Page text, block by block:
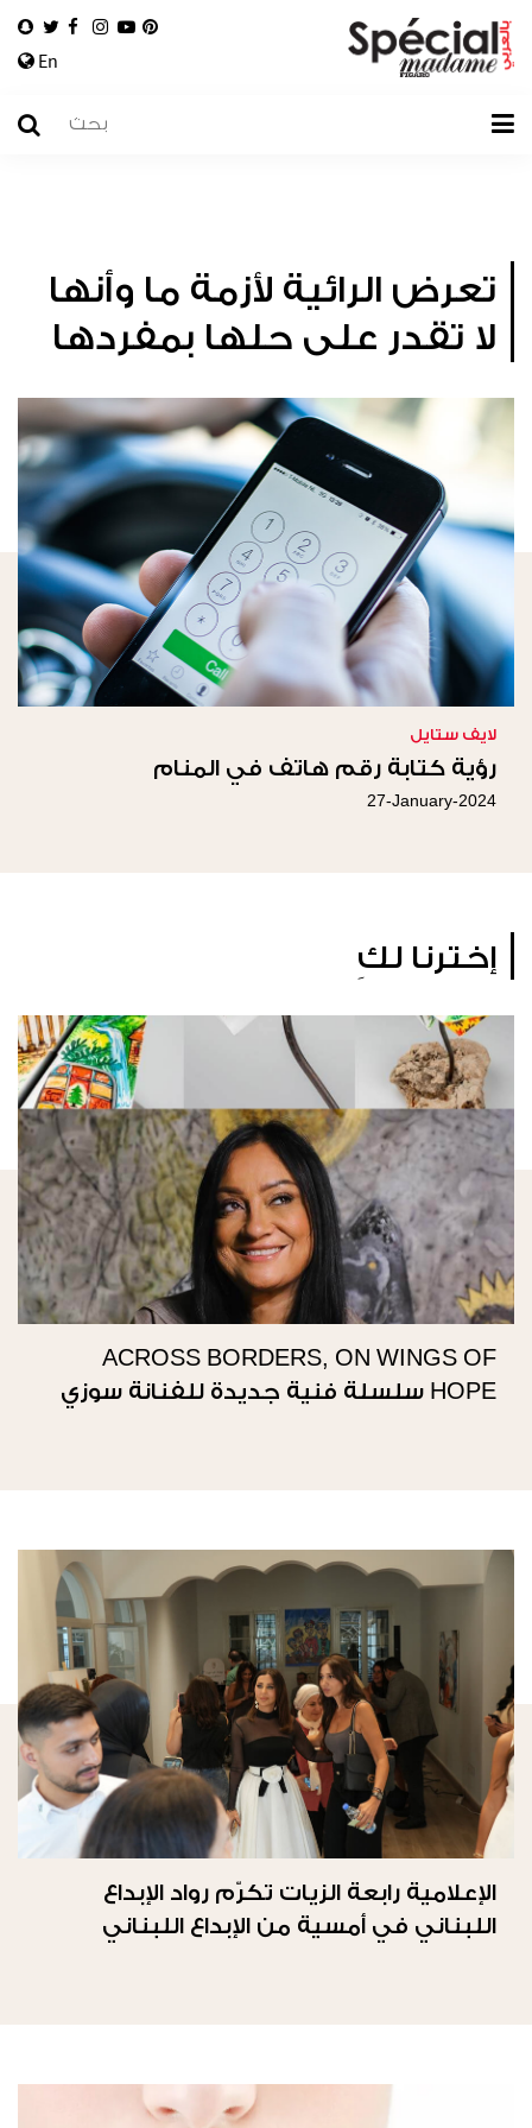
En
تعرض الرائية لأزمة ما وأنها
لا تقدر على حلها بمفردها
لايف ستايل
رؤية كتابة رقم هاتف في المنام
27-January-2024
إخترنا لكِ
ACROSS BORDERS, ON WINGS OF
HOPE سلسلة فنية جديدة للفنانة سوزي
الإعلامية رابعة الزيات تكرّم رواد الإبداع
اللبناني في أمسية من الإبداع اللبناني